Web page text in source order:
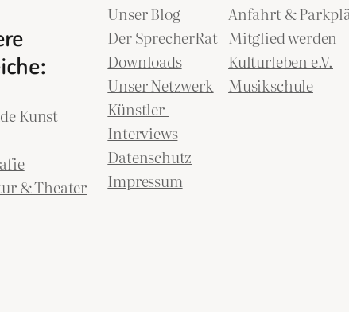
Kunst
& Theater
Unser Blog
Der SprecherRat
Downloads
Unser Netzwerk
Künstler-
Interviews
Datenschutz
Impressum
Anfahrt &
Mitglied werden
Kulturleben e.V.
Musikschule